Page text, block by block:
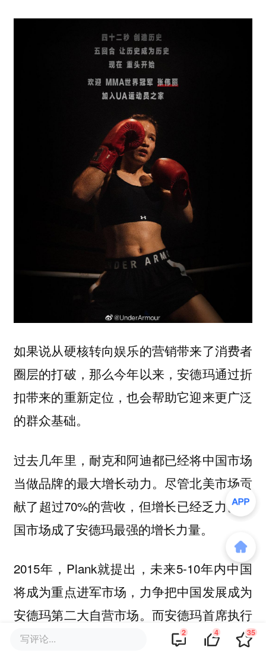
如果说从硬核转向娱乐的营销带来了消费者
圈层的打破，那么今年以来，安德玛通过折
扣带来的重新定位，也会帮助它迎来更广泛
的群众基础。
过去几年里，耐克和阿迪都已经将中国市场
当做品牌的最大增长动力。尽管北美市场贡
献了超过70%的营收，但增长已经乏力。中
国市场成了安德玛最强的增长力量。
2015年，Plank就提出，未来5-10年内中国
将成为重点进军市场，力争把中国发展成为
安德玛第二大自营市场。而安德玛首席执行
官Patrik Frisk表示，中国市场目前以占超过
写评论... 2 4 35